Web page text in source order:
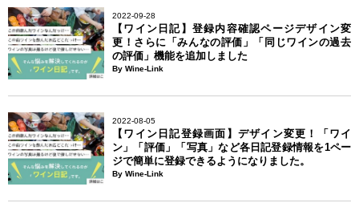
2022-09-28
【ワイン日記】登録内容確認ページデザイン変
更！さらに「みんなの評価」「同じワインの過去
の評価」機能を追加しました
By Wine-Link
2022-08-05
【ワイン日記登録画面】デザイン変更！「ワイ
ン」「評価」「写真」など各日記登録情報を1ペー
ジで簡単に登録できるようになりました。
By Wine-Link